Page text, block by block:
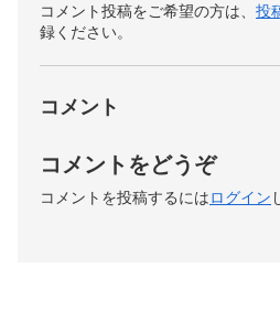
コメント投稿をご希望の方は、 投
録ください。
コメント
コメントをどうぞ
コメントを投稿するにはログイン